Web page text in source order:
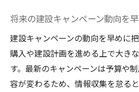
将来の建設キャンペーン動向を
建設キャンペーンの動向を早めに
購入や建設計画を進める上で大き
す。最新のキャンペーンは予算や
容が変わるため、情報収集を怠る